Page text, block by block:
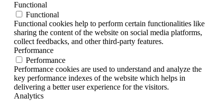
Functional
Functional
Functional cookies help to perform certain functionalities like
sharing the content of the website on social media platforms,
collect feedbacks, and other third-party features.
Performance
Performance
Performance cookies are used to understand and analyze the
key performance indexes of the website which helps in
delivering a better user experience for the visitors.
Analytics